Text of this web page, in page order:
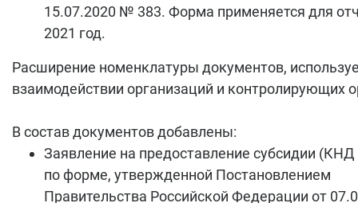
15.07.2020 № 383. Форма применяется для
2021 год.
Расширение номенклатуры документов,
взаимодействии организаций и контролирующих
В состав документов добавлены:
Заявление на предоставление субсидии (КНД
по форме, утвержденной Постановлением
Правительства Российской Федерации от